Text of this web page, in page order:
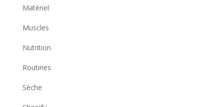
Matériel
Muscles
Nutrition
Routines
Sèche